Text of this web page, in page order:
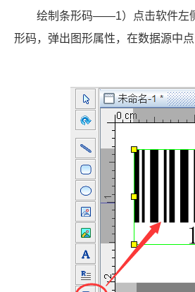
绘制条形码——1）点击软件左
形码，弹出图形属性，在数据源中点